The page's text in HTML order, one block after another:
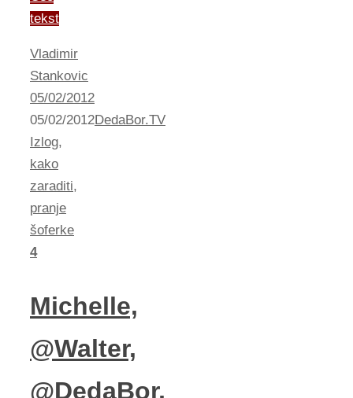
tekst
Vladimir
Stankovic
05/02/2012
05/02/2012DedaBor.TV
Izlog,
kako
zaraditi,
pranje
šoferke
4
Michelle,
@Walter,
@DedaBor,